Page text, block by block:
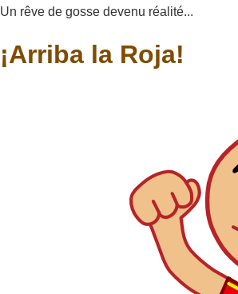
Un rêve de gosse devenu réalité...
¡Arriba la Roja!